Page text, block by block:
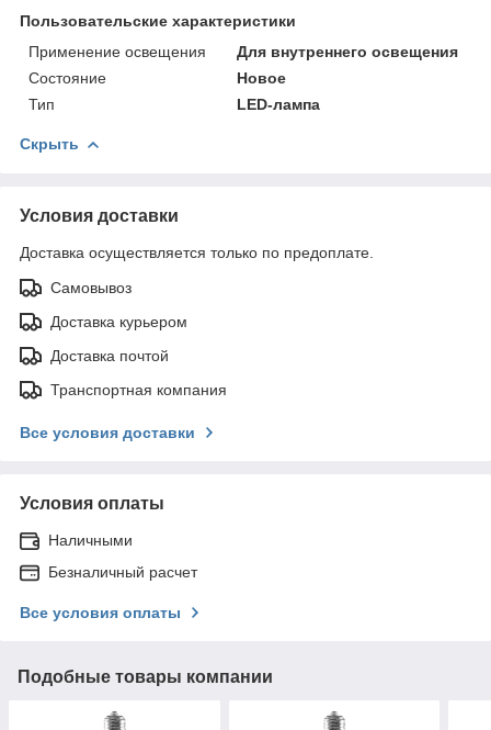
Пользовательские характеристики
Применение освещения
Для внутреннего освещения
Состояние
Новое
Тип
LED-лампа
Скрыть
Условия доставки
Доставка осуществляется только по предоплате.
Самовывоз
Доставка курьером
Доставка почтой
Транспортная компания
Все условия доставки
Условия оплаты
Наличными
Безналичный расчет
Все условия оплаты
Подобные товары компании